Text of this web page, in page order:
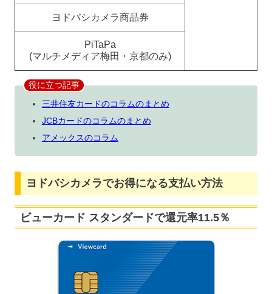
ヨドバシカメラ商品券
PiTaPa
(マルチメディア梅田・京都のみ)
役に立つ記事
三井住友カードのコラムのまとめ
JCBカードのコラムのまとめ
アメックスのコラム
ヨドバシカメラでお得になる支払い方法
ビューカード スタンダードで還元率11.5％